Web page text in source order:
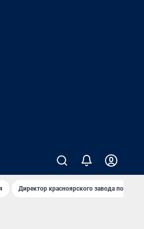
Директор красноярского завода под